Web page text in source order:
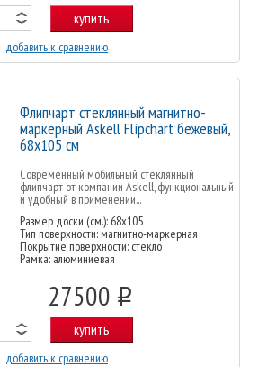
купить
добавить к сравнению
Флипчарт стеклянный магнитно-
маркерный Askell Flipchart бежевый,
68х105 см
Современный мобильный стеклянный
флипчарт от компании Askell, функциональный
и удобный в применении...
Размер доски (см.): 68x105
Тип поверхности: магнитно-маркерная
Покрытие поверхности: стекло
Рамка: алюминиевая
27500 o
купить
добавить к сравнению